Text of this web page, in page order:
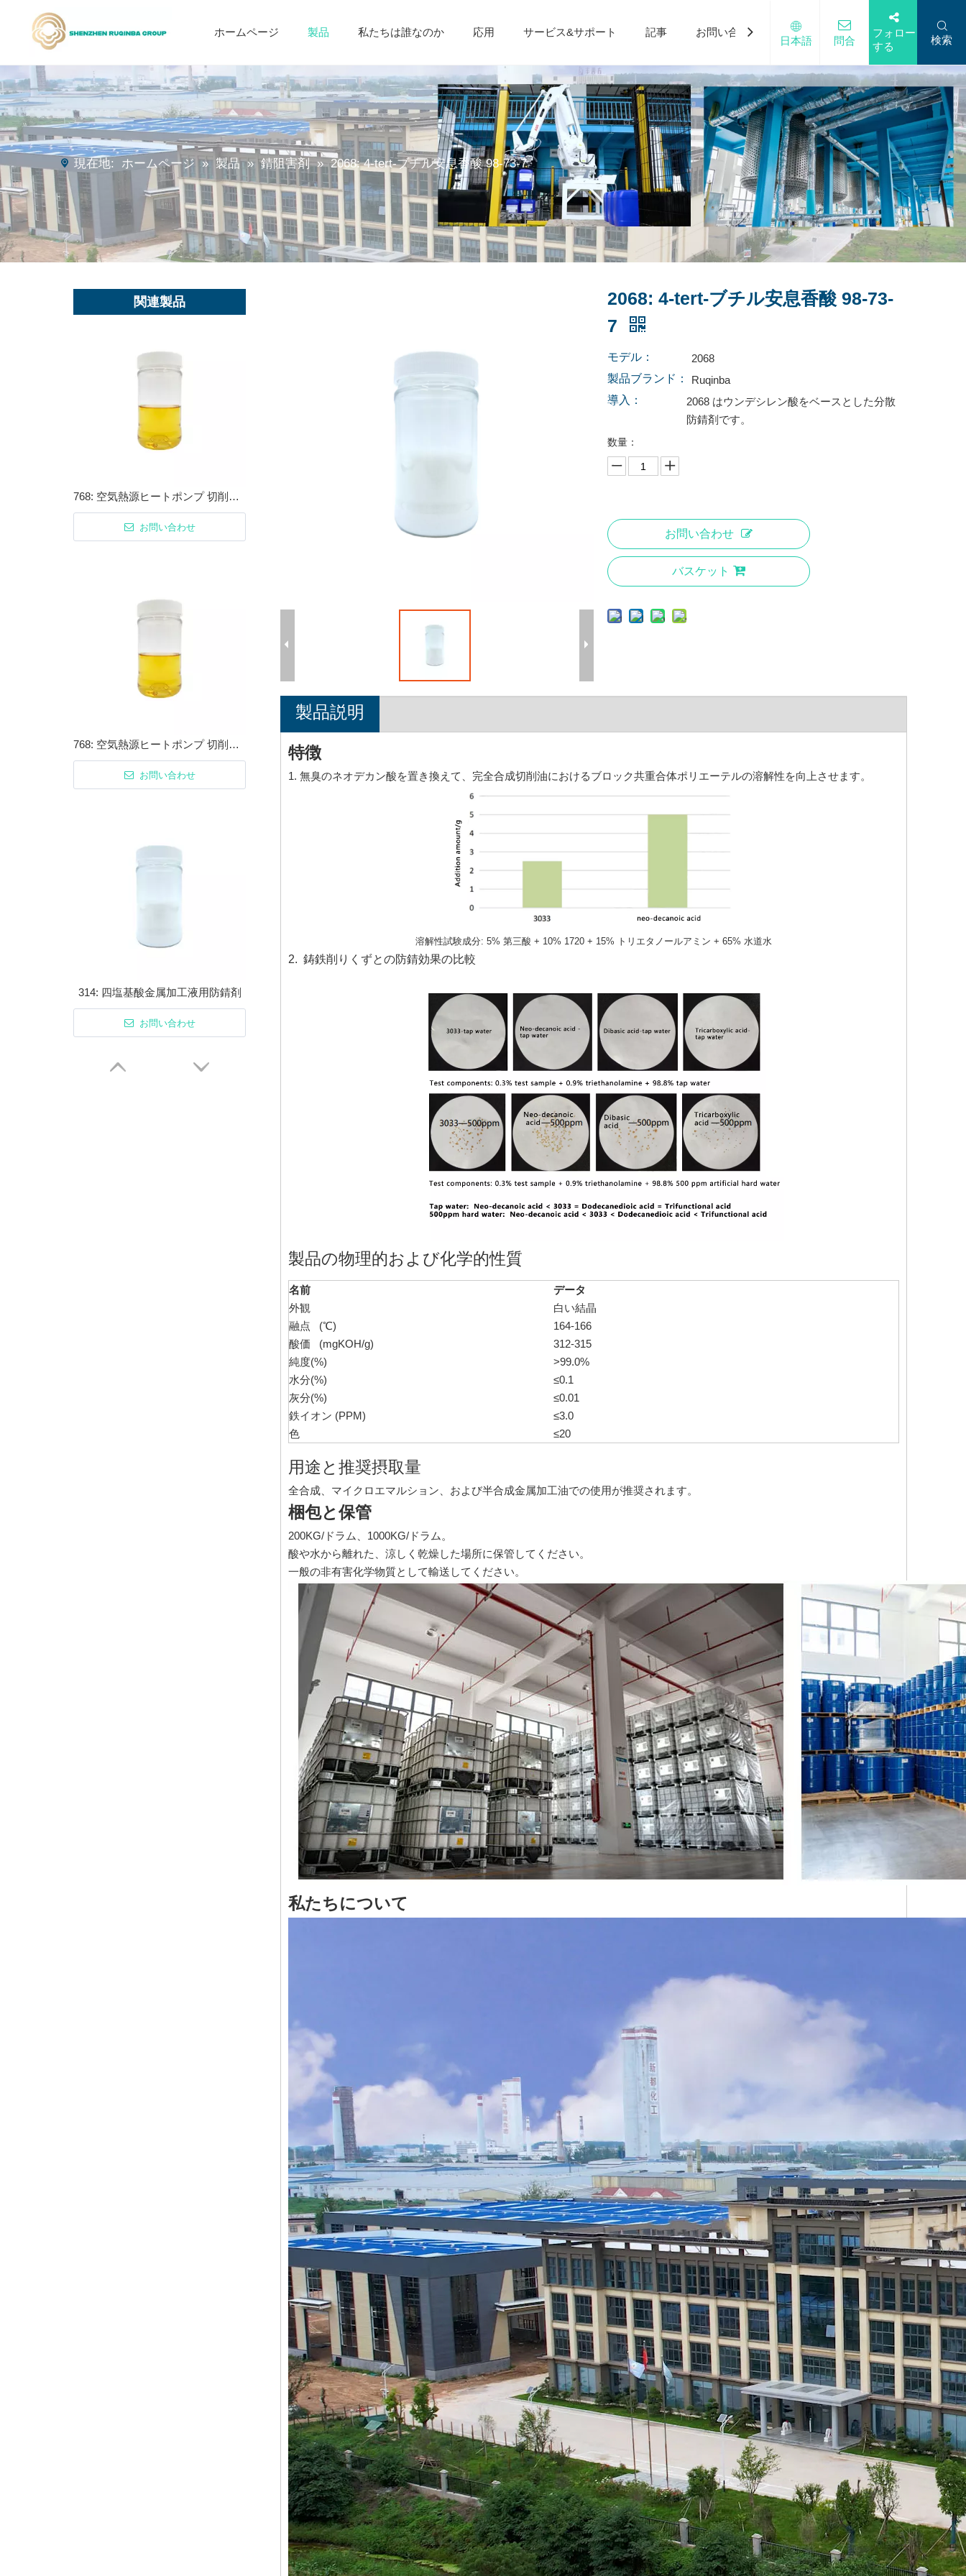
ホームページ 製品 私たちは誰なのか 応用 サービス&サポート 記事 お問い合わせ
日本語 問合
フォロー
する
検索
現在地: ホームページ » 製品 » 錆阻害剤 » 2068: 4-tert-ブチル安息香酸 98-73-7
関連製品
768: 空気熱源ヒートポンプ 切削油・金属加工油用防錆剤
お問い合わせ
768: 空気熱源ヒートポンプ 切削油・金属加工油用防錆剤
お問い合わせ
314: 四塩基酸金属加工液用防錆剤
お問い合わせ
2068: 4-tert-ブチル安息香酸 98-73-
7
モデル：
2068
製品ブランド：
Ruqinba
導入：
2068 はウンデシレン酸をベースとした分散
防錆剤です。
数量：
お問い合わせ
バスケット
製品説明
特徴
1. 無臭のネオデカン酸を置き換えて、完全合成切削油におけるブロック共重合体ポリエーテルの溶解性を向上させます。
溶解性試験成分: 5% 第三酸 + 10% 1720 + 15% トリエタノールアミン + 65% 水道水
2. 鋳鉄削りくずとの防錆効果の比較
製品の物理的および化学的性質
名前
データ
外観
白い結晶
融点 (℃)
164-166
酸価 (mgKOH/g)
312-315
純度(%)
>99.0%
水分(%)
≤0.1
灰分(%)
≤0.01
鉄イオン (PPM)
≤3.0
色
≤20
用途と推奨摂取量
全合成、マイクロエマルション、および半合成金属加工油での使用が推奨されます。
梱包と保管
200KG/ドラム、1000KG/ドラム。
酸や水から離れた、涼しく乾燥した場所に保管してください。
一般の非有害化学物質として輸送してください。
私たちについて